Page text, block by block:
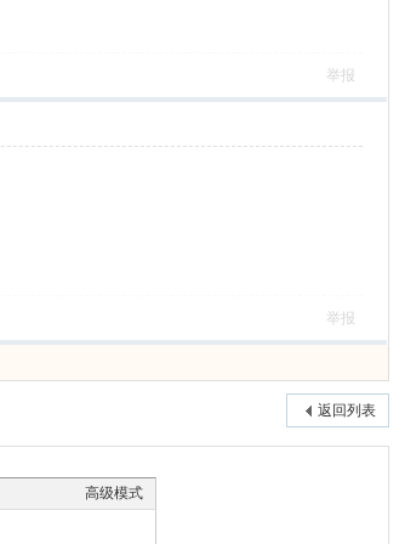
举报
举报
返回列表
高级模式